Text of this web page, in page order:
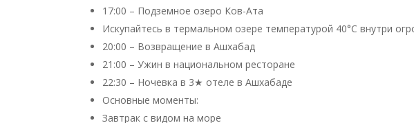
17:00 – Подземное озеро Ков-Ата
Искупайтесь в термальном озере температурой 40°C внутри
20:00 – Возвращение в Ашхабад
21:00 – Ужин в национальном ресторане
22:30 – Ночевка в 3★ отеле в Ашхабаде
Основные моменты:
Завтрак с видом на море